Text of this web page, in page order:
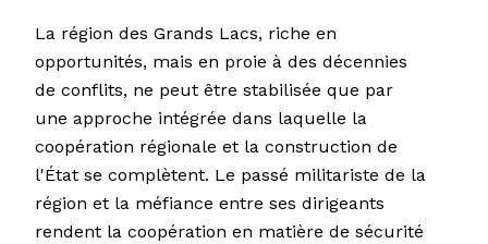
La région des Grands Lacs, riche en
opportunités, mais en proie à des décennies
de conflits, ne peut être stabilisée que par
une approche intégrée dans laquelle la
coopération régionale et la construction de
l'État se complètent. Le passé militariste de la
région et la méfiance entre ses dirigeants
rendent la coopération en matière de sécurité